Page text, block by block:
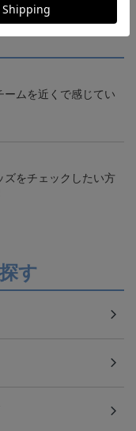
ームを近くで感じてい
ズをチェックしたい方
す